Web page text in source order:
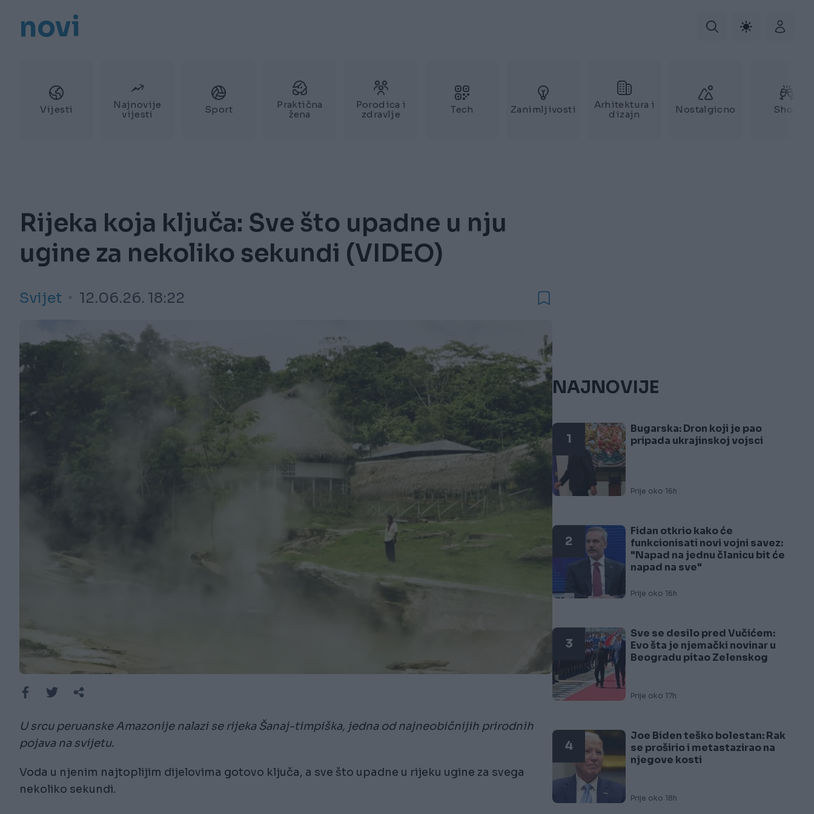
novi
Vijesti
Najnovije
vijesti
Sport
Praktična
žena
Porodica i
zdravlje
Tech Zanimljivosti
Arhitektura i
dizajn
Nostalgicno Show
Rijeka koja ključa: Sve što upadne u nju
ugine za nekoliko sekundi (VIDEO)
Svijet 12.06.26. 18:22
U srcu peruanske Amazonije nalazi se rijeka Šanaj-timpiška, jedna od najneobičnijih prirodnih
pojava na svijetu.
Voda u njenim najtoplijim dijelovima gotovo ključa, a sve što upadne u rijeku ugine za svega
nekoliko sekundi.
NAJNOVIJE
1
Bugarska: Dron koji je pao
pripada ukrajinskoj vojsci
Prije oko 16h
2
Fidan otkrio kako će
funkcionisati novi vojni savez:
"Napad na jednu članicu bit će
napad na sve"
Prije oko 16h
3
Sve se desilo pred Vučićem:
Evo šta je njemački novinar u
Beogradu pitao Zelenskog
Prije oko 17h
4
Joe Biden teško bolestan: Rak
se proširio i metastazirao na
njegove kosti
Prije oko 18h